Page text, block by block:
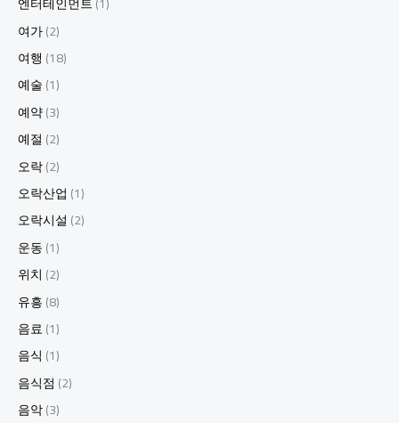
여가(2)
여행 (18)
예술(1)
예약(3)
예절(2)
오락(2)
오락산업 (1)
오락시설(2)
운동(1)
위치 (2)
유흥(8)
음료(1)
음식 (1)
음식점 (2)
음악(3)